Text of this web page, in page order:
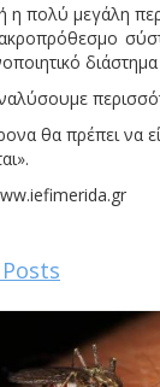
η πολύ μεγάλη
θα πρέπει να